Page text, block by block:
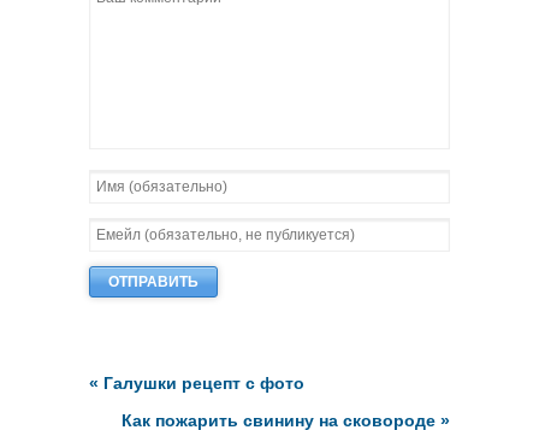
« Галушки рецепт с фото
Как пожарить свинину на сковороде »